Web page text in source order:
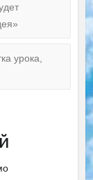
урока,